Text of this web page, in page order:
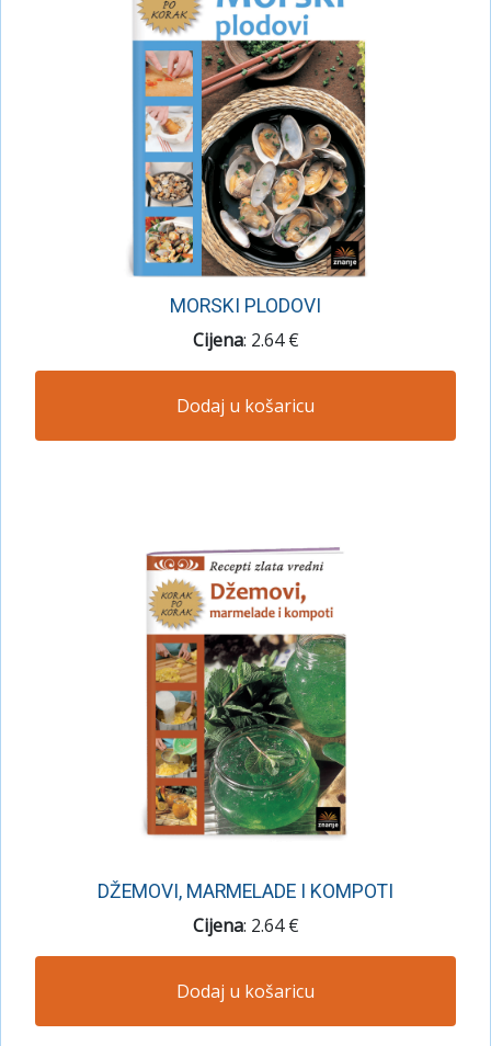
MORSKI PLODOVI
Cijena: 2.64 €
Dodaj u košaricu
DŽEMOVI, MARMELADE I KOMPOTI
Cijena: 2.64 €
Dodaj u košaricu